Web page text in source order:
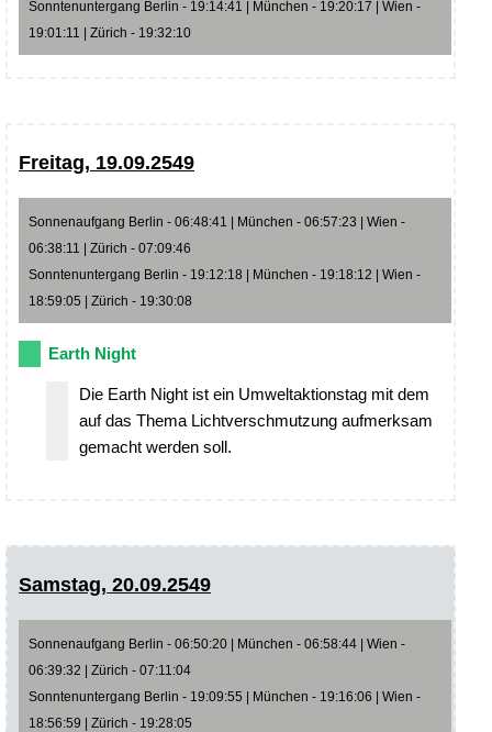
Sonntenuntergang Berlin - 19:14:41 | München - 19:20:17 | Wien -
19:01:11 | Zürich - 19:32:10
Freitag, 19.09.2549
Sonnenaufgang Berlin - 06:48:41 | München - 06:57:23 | Wien -
06:38:11 | Zürich - 07:09:46
Sonntenuntergang Berlin - 19:12:18 | München - 19:18:12 | Wien -
18:59:05 | Zürich - 19:30:08
Earth Night
Die Earth Night ist ein Umweltaktionstag mit dem
auf das Thema Lichtverschmutzung aufmerksam
gemacht werden soll.
Samstag, 20.09.2549
Sonnenaufgang Berlin - 06:50:20 | München - 06:58:44 | Wien -
06:39:32 | Zürich - 07:11:04
Sonntenuntergang Berlin - 19:09:55 | München - 19:16:06 | Wien -
18:56:59 | Zürich - 19:28:05